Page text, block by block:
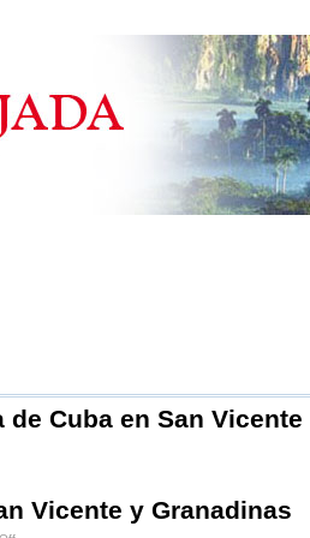
de Cuba en San Vicente
Vicente y Granadinas